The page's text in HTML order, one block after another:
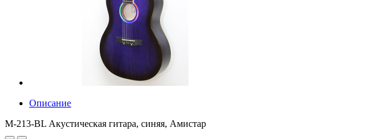
Описание
M-213-BL Акустическая гитара, синяя, Амистар